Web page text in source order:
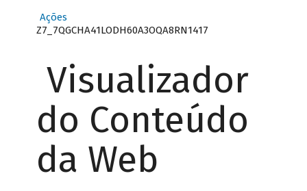
Ações
Z7_7QGCHA41LODH60A3OQA8RN1417
Visualizador
do Conteúdo
da Web